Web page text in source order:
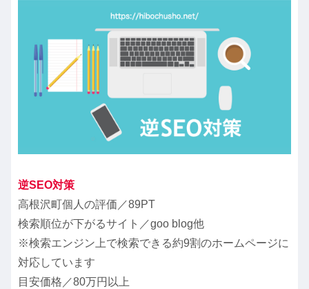
逆SEO対策
高根沢町個人の評価／89PT
検索順位が下がるサイト／goo blog他
※検索エンジン上で検索できる約9割のホームページに
対応しています
目安価格／80万円以上